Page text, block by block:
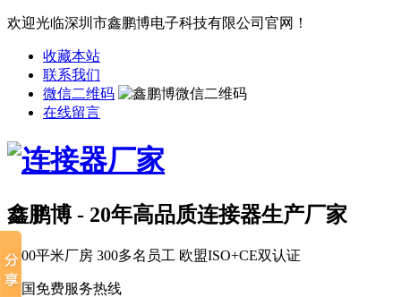
欢迎光临深圳市鑫鹏博电子科技有限公司官网！
收藏本站
联系我们
微信二维码
在线留言
鑫鹏博 - 20年高品质连接器生产厂家
6000平米厂房 300多名员工 欧盟ISO+CE双认证
全国免费服务热线